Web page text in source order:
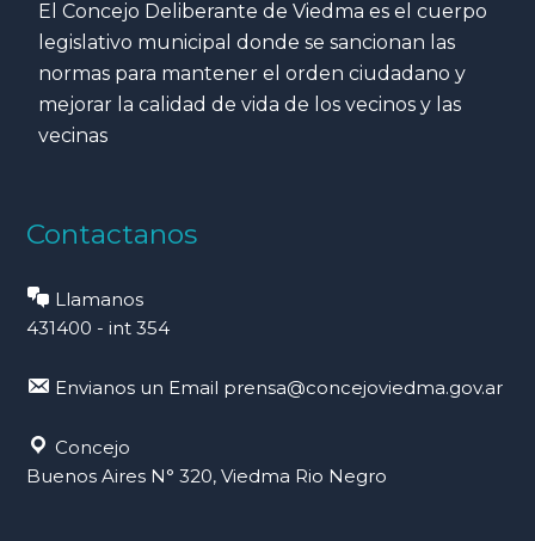
El Concejo Deliberante de Viedma es el cuerpo
legislativo municipal donde se sancionan las
normas para mantener el orden ciudadano y
mejorar la calidad de vida de los vecinos y las
vecinas
Contactanos
Llamanos
431400 - int 354
Envianos un Email prensa@concejoviedma.gov.ar
Concejo
Buenos Aires N° 320, Viedma Rio Negro